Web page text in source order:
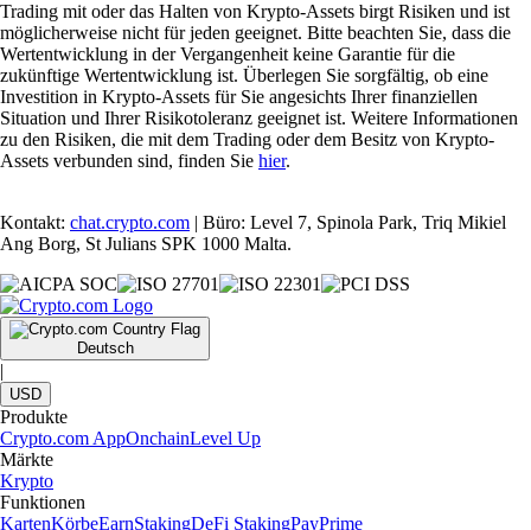
Trading mit oder das Halten von Krypto-Assets birgt Risiken und ist
möglicherweise nicht für jeden geeignet. Bitte beachten Sie, dass die
Wertentwicklung in der Vergangenheit keine Garantie für die
zukünftige Wertentwicklung ist. Überlegen Sie sorgfältig, ob eine
Investition in Krypto-Assets für Sie angesichts Ihrer finanziellen
Situation und Ihrer Risikotoleranz geeignet ist. Weitere Informationen
zu den Risiken, die mit dem Trading oder dem Besitz von Krypto-
Assets verbunden sind, finden Sie hier.
Kontakt: chat.crypto.com | Büro: Level 7, Spinola Park, Triq Mikiel
Ang Borg, St Julians SPK 1000 Malta.
Deutsch
|
USD
Produkte
Crypto.com AppOnchainLevel Up
Märkte
Krypto
Funktionen
KartenKörbeEarnStakingDeFi StakingPayPrime